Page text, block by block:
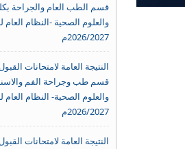
قسم الطب العام والجراحة
والعلوم الصحية -النظام العام
2026/2027م
النتيجة العامة لامتحانات
قسم طب وجراحة الفم
والعلوم الصحية- النظام العام
2026/2027م
النتيجة العامة لامتحانات